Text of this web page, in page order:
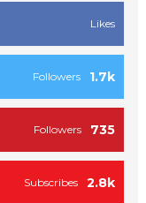
Likes
1.7k
Followers
735
Followers
2.8k
Subscribes